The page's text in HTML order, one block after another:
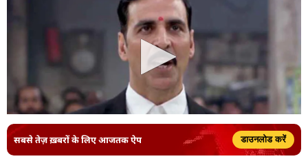
सबसे तेज़ ख़बरों के लिए आजतक ऐप डाउनलोड करें